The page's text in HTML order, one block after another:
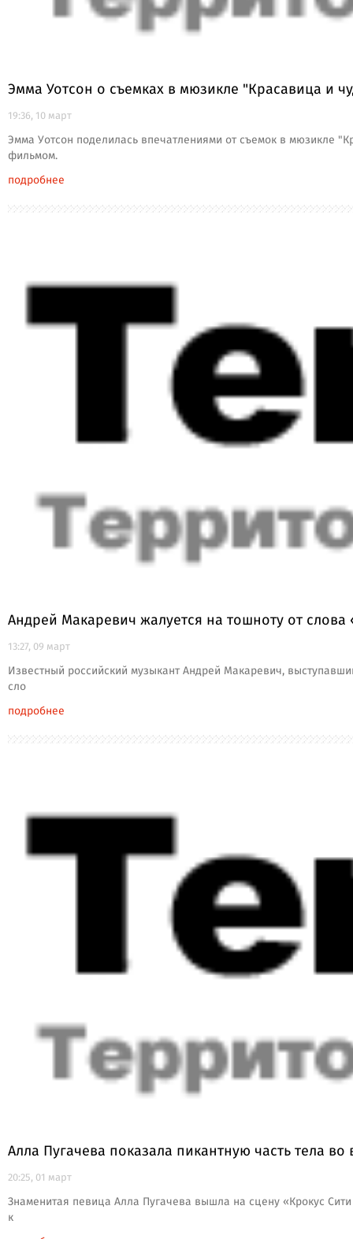
Эмма Уотсон о съемках в мюзикле "Красавица и
19:36, 10 март
Эмма Уотсон поделилась впечатлениями от съемок в мюзикле
фильмом.
подробнее
Андрей Макаревич жалуется на тошноту от слова
13:27, 09 март
Известный российский музыкант Андрей Макаревич,
сло
подробнее
Алла Пугачева показала пикантную часть тела
20:25, 01 март
Знаменитая певица Алла Пугачева вышла на сцену «Крокус
к